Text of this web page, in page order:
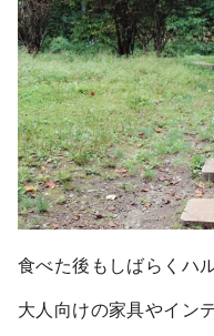
食べた後もしばらくハ
大人向けの家具やイン